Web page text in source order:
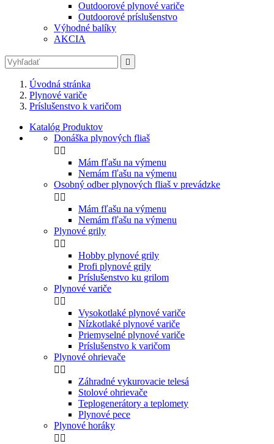
Outdoorové plynové variče
Outdoorové príslušenstvo
Výhodné balíky
AKCIA

Úvodná stránka
Plynové variče
Príslušenstvo k varičom
Katalóg Produktov
Donáška plynových fliaš
 
Mám fľašu na výmenu
Nemám fľašu na výmenu
Osobný odber plynových fliaš v prevádzke
 
Mám fľašu na výmenu
Nemám fľašu na výmenu
Plynové grily
 
Hobby plynové grily
Profi plynové grily
Príslušenstvo ku grilom
Plynové variče
 
Vysokotlaké plynové variče
Nízkotlaké plynové variče
Priemyselné plynové variče
Príslušenstvo k varičom
Plynové ohrievače
 
Záhradné vykurovacie telesá
Stolové ohrievače
Teplogenerátory a teplomety
Plynové pece
Plynové horáky
 